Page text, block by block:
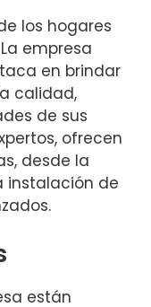
los hogares
empresa
en brindar
calidad,
de sus
ofrecen
desde la
instalación de
están